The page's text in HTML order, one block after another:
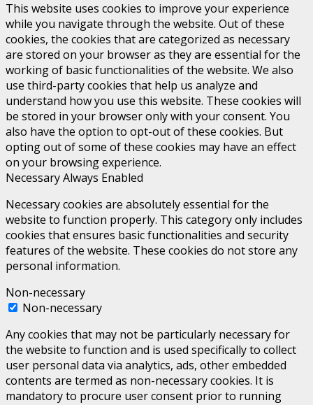
This website uses cookies to improve your experience
while you navigate through the website. Out of these
cookies, the cookies that are categorized as necessary
are stored on your browser as they are essential for the
working of basic functionalities of the website. We also
use third-party cookies that help us analyze and
understand how you use this website. These cookies will
be stored in your browser only with your consent. You
also have the option to opt-out of these cookies. But
opting out of some of these cookies may have an effect
on your browsing experience.
NecessaryAlways Enabled
Necessary cookies are absolutely essential for the
website to function properly. This category only includes
cookies that ensures basic functionalities and security
features of the website. These cookies do not store any
personal information.
Non-necessary
Non-necessary
Any cookies that may not be particularly necessary for
the website to function and is used specifically to collect
user personal data via analytics, ads, other embedded
contents are termed as non-necessary cookies. It is
mandatory to procure user consent prior to running